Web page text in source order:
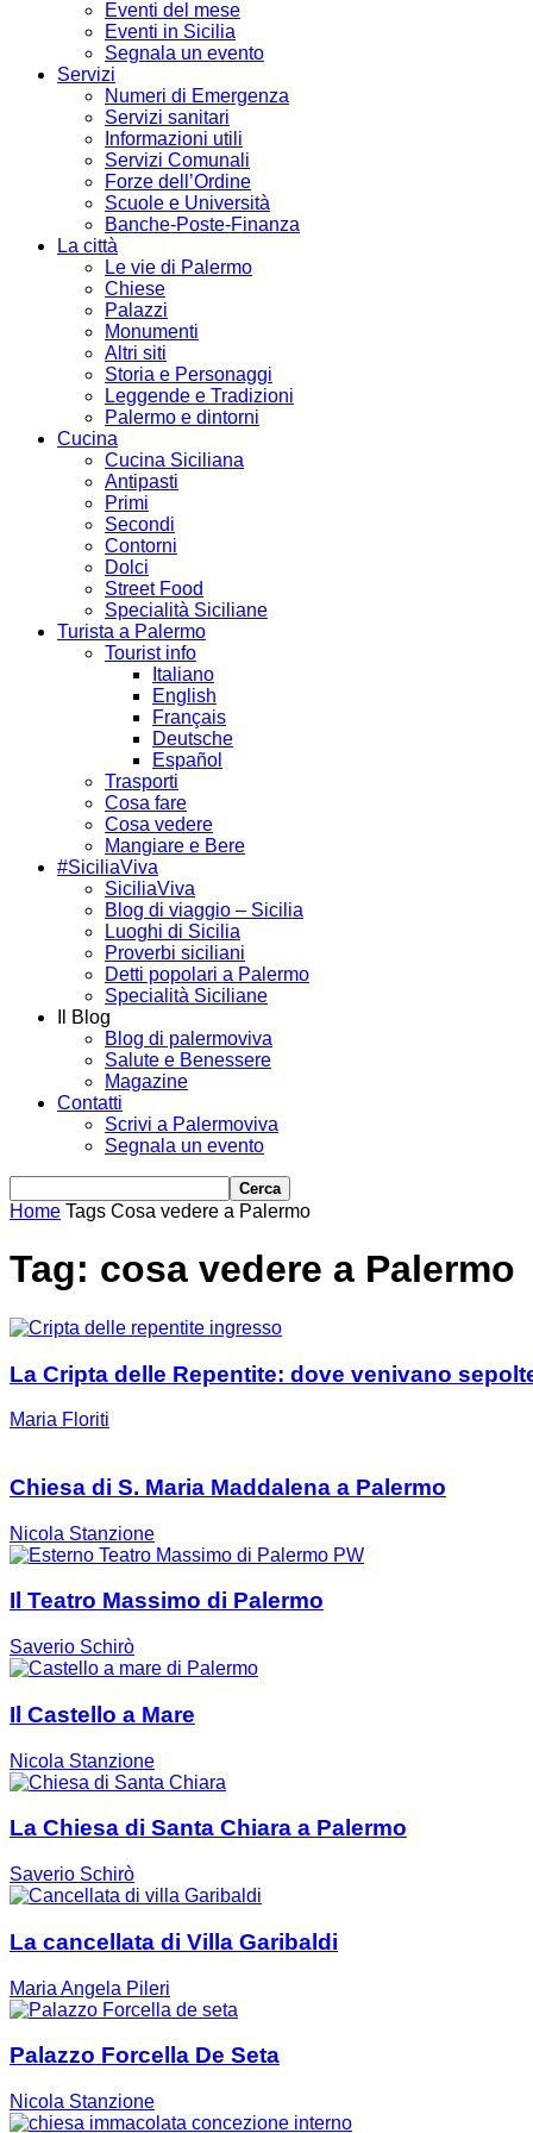
Eventi del mese
Eventi in Sicilia
Segnala un evento
Servizi
Numeri di Emergenza
Servizi sanitari
Informazioni utili
Servizi Comunali
Forze dell’Ordine
Scuole e Università
Banche-Poste-Finanza
La città
Le vie di Palermo
Chiese
Palazzi
Monumenti
Altri siti
Storia e Personaggi
Leggende e Tradizioni
Palermo e dintorni
Cucina
Cucina Siciliana
Antipasti
Primi
Secondi
Contorni
Dolci
Street Food
Specialità Siciliane
Turista a Palermo
Tourist info
Italiano
English
Français
Deutsche
Español
Trasporti
Cosa fare
Cosa vedere
Mangiare e Bere
#SiciliaViva
SiciliaViva
Blog di viaggio – Sicilia
Luoghi di Sicilia
Proverbi siciliani
Detti popolari a Palermo
Specialità Siciliane
Il Blog
Blog di palermoviva
Salute e Benessere
Magazine
Contatti
Scrivi a Palermoviva
Segnala un evento
Home Tags Cosa vedere a Palermo
Tag: cosa vedere a Palermo
La Cripta delle Repentite: dove venivano
Maria Floriti
Chiesa di S. Maria Maddalena a Palermo
Nicola Stanzione
Il Teatro Massimo di Palermo
Saverio Schirò
Il Castello a Mare
Nicola Stanzione
La Chiesa di Santa Chiara a Palermo
Saverio Schirò
La cancellata di Villa Garibaldi
Maria Angela Pileri
Palazzo Forcella De Seta
Nicola Stanzione